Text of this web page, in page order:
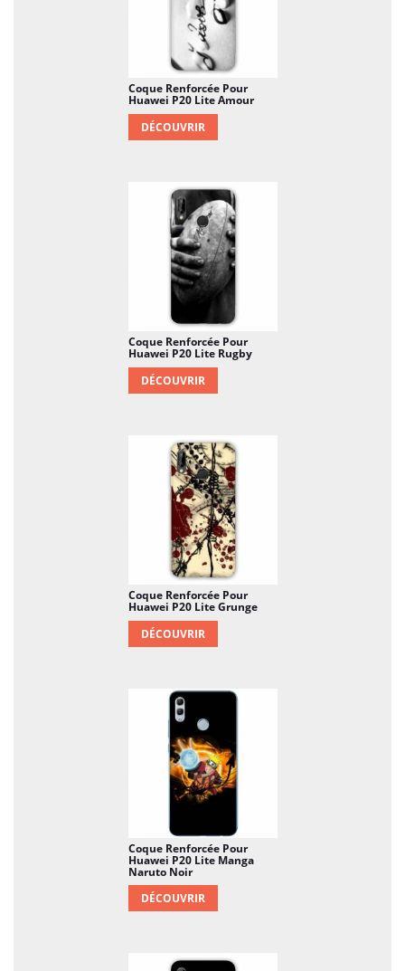
Coque Renforcée Pour
Huawei P20 Lite Amour
DÉCOUVRIR
Coque Renforcée Pour
Huawei P20 Lite Rugby
DÉCOUVRIR
Coque Renforcée Pour
Huawei P20 Lite Grunge
DÉCOUVRIR
Coque Renforcée Pour
Huawei P20 Lite Manga
Naruto Noir
DÉCOUVRIR